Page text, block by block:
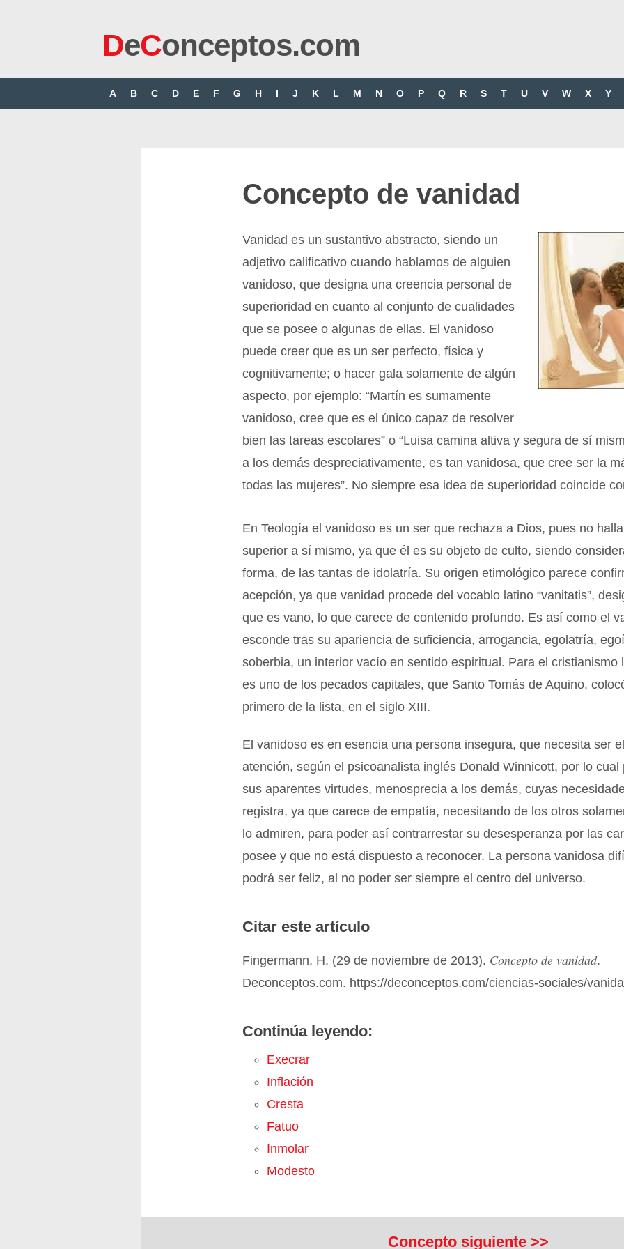
DeConceptos.com
A B C D E F G H I J K L M N O P Q R S T U V W X Y
Concepto de vanidad
Vanidad es un sustantivo abstracto, siendo un
adjetivo calificativo cuando hablamos de alguien
vanidoso, que designa una creencia personal de
superioridad en cuanto al conjunto de cualidades
que se posee o algunas de ellas. El vanidoso
puede creer que es un ser perfecto, física y
cognitivamente; o hacer gala solamente de algún
aspecto, por ejemplo: “Martín es sumamente
vanidoso, cree que es el único capaz de resolver
bien las tareas escolares” o “Luisa camina altiva y segura de sí
a los demás despreciativamente, es tan vanidosa, que cree ser la
todas las mujeres”. No siempre esa idea de superioridad coincide
En Teología el vanidoso es un ser que rechaza a Dios, pues no
superior a sí mismo, ya que él es su objeto de culto, siendo
forma, de las tantas de idolatría. Su origen etimológico parece
acepción, ya que vanidad procede del vocablo latino “vanitatis”,
que es vano, lo que carece de contenido profundo. Es así como el
esconde tras su apariencia de suficiencia, arrogancia, egolatría,
soberbia, un interior vacío en sentido espiritual. Para el cristianismo
es uno de los pecados capitales, que Santo Tomás de Aquino,
primero de la lista, en el siglo XIII.
El vanidoso es en esencia una persona insegura, que necesita ser
atención, según el psicoanalista inglés Donald Winnicott, por lo cual
sus aparentes virtudes, menosprecia a los demás, cuyas
registra, ya que carece de empatía, necesitando de los otros
lo admiren, para poder así contrarrestar su desesperanza por las
posee y que no está dispuesto a reconocer. La persona vanidosa
podrá ser feliz, al no poder ser siempre el centro del universo.
Citar este artículo
Fingermann, H. (29 de noviembre de 2013). Concepto de vanidad.
Deconceptos.com. https://deconceptos.com/ciencias-sociales/
Continúa leyendo:
Execrar
Inflación
Cresta
Fatuo
Inmolar
Modesto
Concepto siguiente >>